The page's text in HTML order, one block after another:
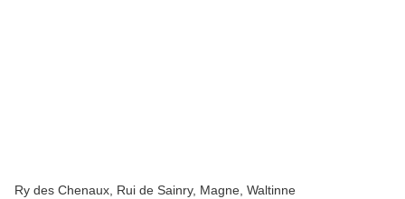
Ry des Chenaux, Rui de Sainry, Magne, Waltinne